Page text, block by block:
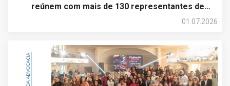
reúnem com mais de 130 representantes de
01.07.2026